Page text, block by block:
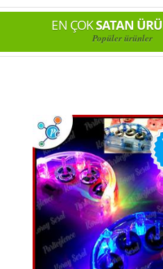
EN ÇOKSATAN
Popüler ürünler